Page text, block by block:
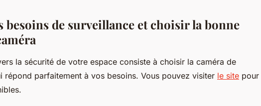
besoins de surveillance et choisir la bonne
la sécurité de votre espace consiste à choisir la caméra de
répond parfaitement à vos besoins. Vous pouvez visiter le site pour